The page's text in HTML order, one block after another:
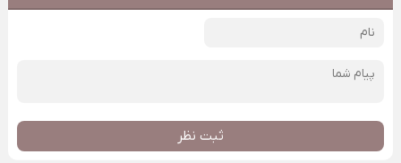
ثبت نظر